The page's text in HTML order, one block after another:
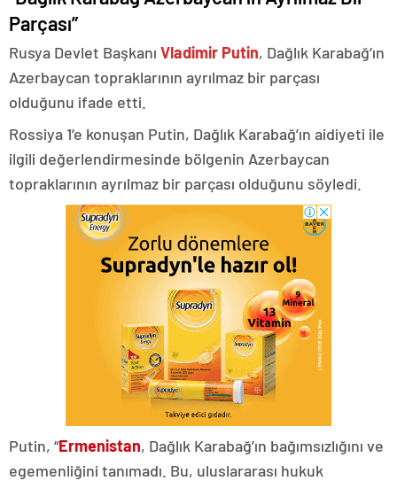
Parçası”
Rusya Devlet Başkanı Vladimir Putin, Dağlık Karabağ’ın
Azerbaycan topraklarının ayrılmaz bir parçası
olduğunu ifade etti.
Rossiya 1’e konuşan Putin, Dağlık Karabağ’ın aidiyeti ile
ilgili değerlendirmesinde bölgenin Azerbaycan
topraklarının ayrılmaz bir parçası olduğunu söyledi.
Putin, “Ermenistan, Dağlık Karabağ’ın bağımsızlığını ve
egemenliğini tanımadı. Bu, uluslararası hukuk